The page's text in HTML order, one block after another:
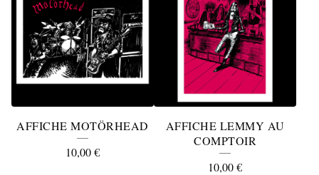
AFFICHE MOTÖRHEAD
10,00€
AFFICHE LEMMY AU
COMPTOIR
10,00€